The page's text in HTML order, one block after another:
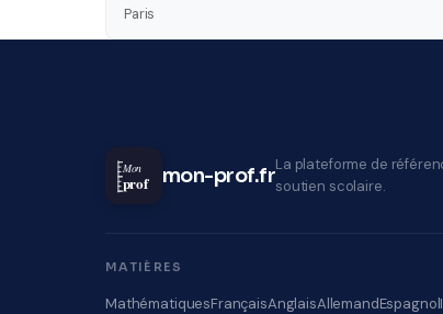
Paris
Mon
prof mon-prof.frLa plateforme de
soutien scolaire.
MATIÈRES
MathématiquesFrançaisAnglaisAllemandEspagnol